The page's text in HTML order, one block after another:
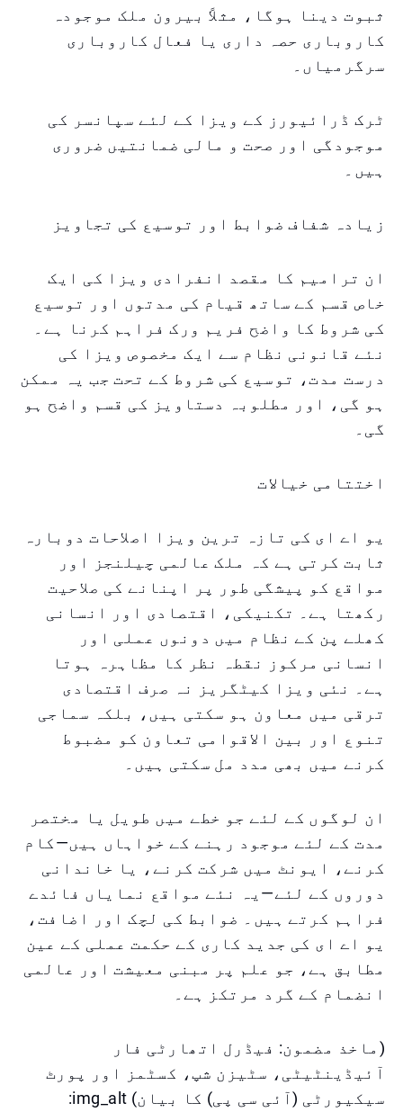
ثبوت دینا ہوگا، مثلاً بیرون ملک موجودہ
کاروباری حصہ داری یا فعال کاروباری
سرگرمیاں۔
ٹرک ڈرائیورز کے ویزا کے لئے سپانسر کی
موجودگی اور صحت و مالی ضمانتیں ضروری
ہیں۔
زیادہ شفاف ضوابط اور توسیع کی تجاویز
ان ترامیم کا مقصد انفرادی ویزا کی ایک
خاص قسم کے ساتھ قیام کی مدتوں اور توسیع
کی شروط کا واضح فریم ورک فراہم کرنا ہے۔
نئے قانونی نظام سے ایک مخصوص ویزا کی
درست مدت، توسیع کی شروط کے تحت جب یہ ممکن
ہو گی، اور مطلوبہ دستاویز کی قسم واضح ہو
گی۔
اختتامی خیالات
یو اے ای کی تازہ ترین ویزا اصلاحات دوبارہ
ثابت کرتی ہے کہ ملک عالمی چیلنجز اور
مواقع کو پیشگی طور پر اپنانے کی صلاحیت
رکھتا ہے۔ تکنیکی، اقتصادی اور انسانی
کھلے پن کے نظام میں دونوں عملی اور
انسانی مرکوز نقطہ نظر کا مظاہرہ ہوتا
ہے۔ نئی ویزا کیٹگریز نہ صرف اقتصادی
ترقی میں معاون ہو سکتی ہیں، بلکہ سماجی
تنوع اور بین الاقوامی تعاون کو مضبوط
کرنے میں بھی مدد مل سکتی ہیں۔
ان لوگوں کے لئے جو خطے میں طویل یا مختصر
مدت کے لئے موجود رہنے کے خواہاں ہیں—کام
کرنے، ایونٹ میں شرکت کرنے، یا خاندانی
دوروں کے لئے—یہ نئے مواقع نمایاں فائدے
فراہم کرتے ہیں۔ ضوابط کی لچک اور اضافت،
یو اے ای کی جدید کاری کے حکمت عملی کے عین
مطابق ہے، جو علم پر مبنی معیشت اور عالمی
انضمام کے گرد مرتکز ہے۔
(ماخذ مضمون: فیڈرل اتھارٹی فار
آئیڈینٹیٹی، سٹیزن شپ، کسٹمز اور پورٹ
سیکیورٹی (آئی سی پی) کا بیان) img_alt: